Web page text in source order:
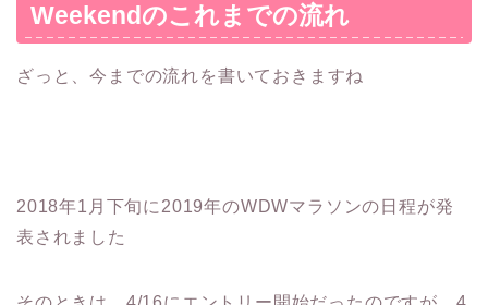
Weekendのこれまでの流れ
ざっと、今までの流れを書いておきますね
2018年1月下旬に2019年のWDWマラソンの日程が発
表されました